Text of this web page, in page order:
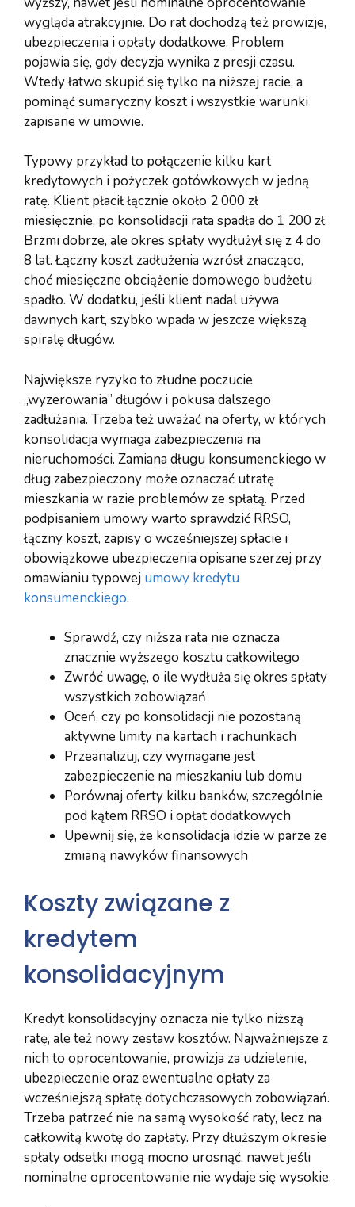
wygląda atrakcyjnie. Do rat dochodzą też prowizje,
ubezpieczenia i opłaty dodatkowe. Problem
pojawia się, gdy decyzja wynika z presji czasu.
Wtedy łatwo skupić się tylko na niższej racie, a
pominąć sumaryczny koszt i wszystkie warunki
zapisane w umowie.
Typowy przykład to połączenie kilku kart
kredytowych i pożyczek gotówkowych w jedną
ratę. Klient płacił łącznie około 2 000 zł
miesięcznie, po konsolidacji rata spadła do 1 200 zł.
Brzmi dobrze, ale okres spłaty wydłużył się z 4 do
8 lat. Łączny koszt zadłużenia wzrósł znacząco,
choć miesięczne obciążenie domowego budżetu
spadło. W dodatku, jeśli klient nadal używa
dawnych kart, szybko wpada w jeszcze większą
spiralę długów.
Największe ryzyko to złudne poczucie
„wyzerowania” długów i pokusa dalszego
zadłużania. Trzeba też uważać na oferty, w których
konsolidacja wymaga zabezpieczenia na
nieruchomości. Zamiana długu konsumenckiego w
dług zabezpieczony może oznaczać utratę
mieszkania w razie problemów ze spłatą. Przed
podpisaniem umowy warto sprawdzić RRSO,
łączny koszt, zapisy o wcześniejszej spłacie i
obowiązkowe ubezpieczenia opisane szerzej przy
omawianiu typowej umowy kredytu
konsumenckiego.
Sprawdź, czy niższa rata nie oznacza
znacznie wyższego kosztu całkowitego
Zwróć uwagę, o ile wydłuża się okres spłaty
wszystkich zobowiązań
Oceń, czy po konsolidacji nie pozostaną
aktywne limity na kartach i rachunkach
Przeanalizuj, czy wymagane jest
zabezpieczenie na mieszkaniu lub domu
Porównaj oferty kilku banków, szczególnie
pod kątem RRSO i opłat dodatkowych
Upewnij się, że konsolidacja idzie w parze ze
zmianą nawyków finansowych
Koszty związane z
kredytem
konsolidacyjnym
Kredyt konsolidacyjny oznacza nie tylko niższą
ratę, ale też nowy zestaw kosztów. Najważniejsze z
nich to oprocentowanie, prowizja za udzielenie,
ubezpieczenie oraz ewentualne opłaty za
wcześniejszą spłatę dotychczasowych zobowiązań.
Trzeba patrzeć nie na samą wysokość raty, lecz na
całkowitą kwotę do zapłaty. Przy dłuższym okresie
spłaty odsetki mogą mocno urosnąć, nawet jeśli
nominalne oprocentowanie nie wydaje się wysokie.